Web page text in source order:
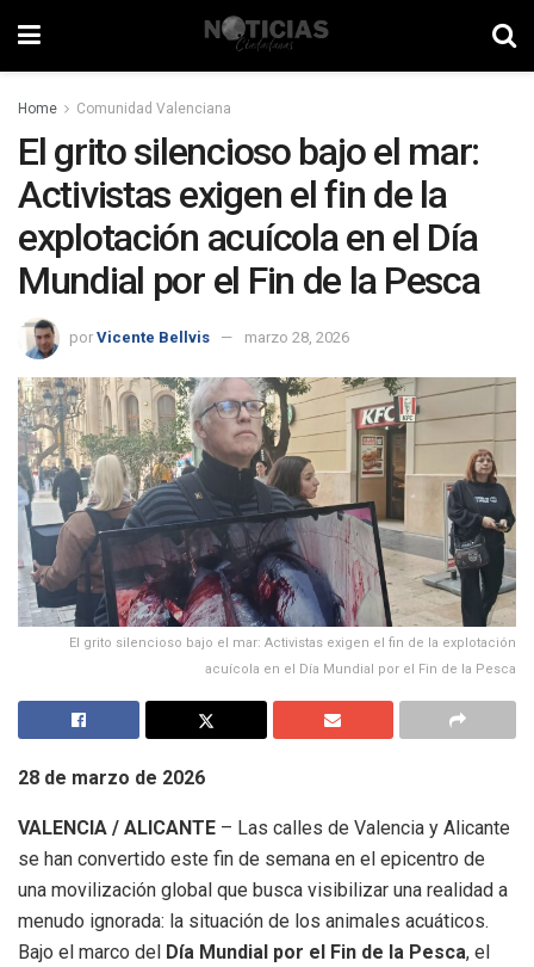
Home Comunidad Valenciana
El grito silencioso bajo el mar:
Activistas exigen el fin de la
explotación acuícola en el Día
Mundial por el Fin de la Pesca
por Vicente Bellvis marzo 28, 2026
El grito silencioso bajo el mar: Activistas exigen el fin de la explotación
acuícola en el Día Mundial por el Fin de la Pesca
28 de marzo de 2026
VALENCIA / ALICANTE – Las calles de Valencia y Alicante
se han convertido este fin de semana en el epicentro de
una movilización global que busca visibilizar una realidad a
menudo ignorada: la situación de los animales acuáticos.
Bajo el marco del Día Mundial por el Fin de la Pesca, el